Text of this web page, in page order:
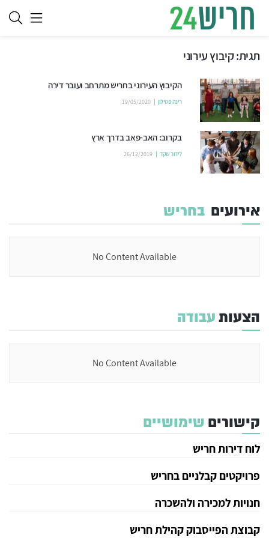
תגית:קיבוץ עירוני
הקיבוץ העירוני בחריש מתרחב ועובר דירה
רינה פטילון 19/05/2020
בקרוב: האב-פאב בדרך ארץ
לידור שקד 26/12/2019
אירועים בחריש
No Content Available
הצעותעבודה
No Content Available
קישורים שימושיים
לוח דירות חריש
פרויקטים קבלניים בחריש
חנויות למכירה ולהשכרה
קבוצת הפייסבוק קהילת חריש